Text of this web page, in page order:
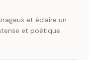
et éclaire un
et poétique.